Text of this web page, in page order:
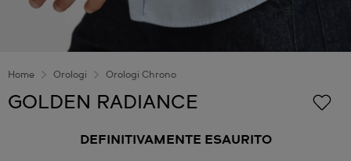
Home Orologi Orologi Chrono
GOLDEN RADIANCE
DEFINITIVAMENTE ESAURITO